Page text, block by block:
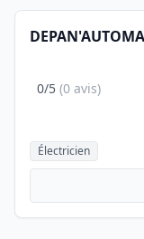
0/5 (0 avis)
Électricien